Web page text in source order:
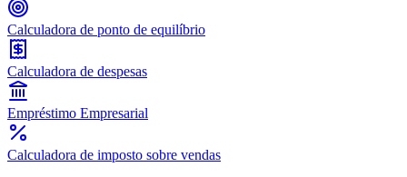
Calculadora de ponto de equilíbrio
Calculadora de despesas
Empréstimo Empresarial
Calculadora de imposto sobre vendas